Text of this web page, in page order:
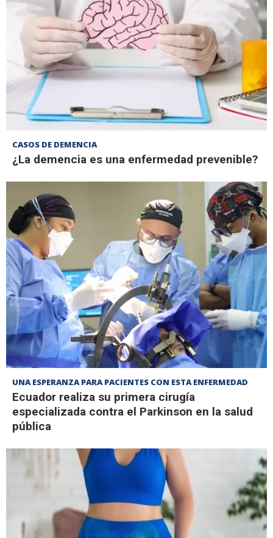
CASOS DE DEMENCIA
¿La demencia es una enfermedad prevenible?
UNA ESPERANZA PARA PACIENTES CON ESTA ENFERMEDAD
Ecuador realiza su primera cirugía
especializada contra el Parkinson en la salud
pública